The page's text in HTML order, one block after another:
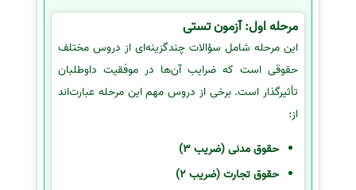
مرحله اول: آزمون تستی
این مرحله شامل سؤالات چندگزینه‌ای از دروس مختلف
حقوقی است که ضرایب آن‌ها در موفقیت داوطلبان
تأثیرگذار است. برخی از دروس مهم این مرحله عبارت‌اند
از:
حقوق مدنی (ضریب 3)
حقوق تجارت (ضریب 2)